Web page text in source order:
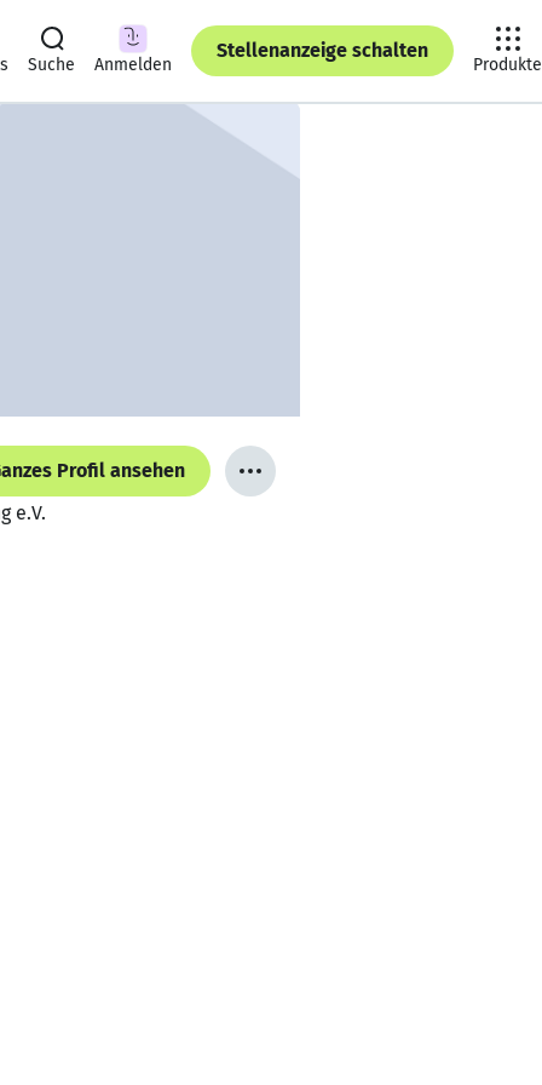
Suche Anmelden
Stellenanzeige schalten
Produkte
Profil ansehen
e.V.